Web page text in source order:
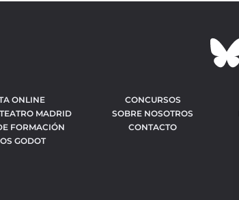
ONLINE
MADRID
FORMACIÓN
GODOT
CONCURSOS
SOBRE NOSOTROS
CONTACTO